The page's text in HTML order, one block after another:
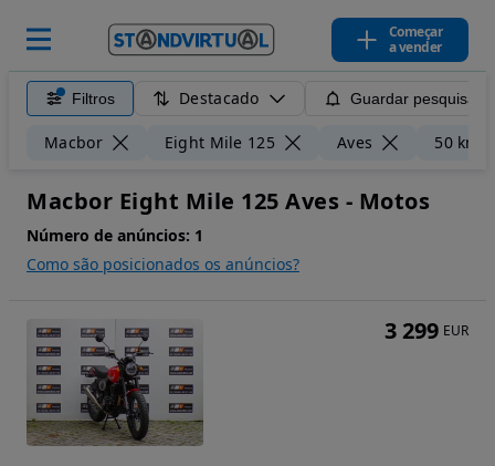
Começar
a vender
Filtros Destacado Guardar pesquisa
Macbor Eight Mile 125 Aves 50 km
Macbor Eight Mile 125 Aves - Motos
Número de anúncios: 1
Como são posicionados os anúncios?
3 299 EUR